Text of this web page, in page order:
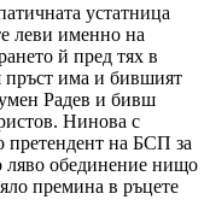
устатница
леви именно на
й пред тях в
пръст има и бившият
Радев и бивш
Нинова с
претендент на БСП за
ляво обединение нищо
премина в ръцете